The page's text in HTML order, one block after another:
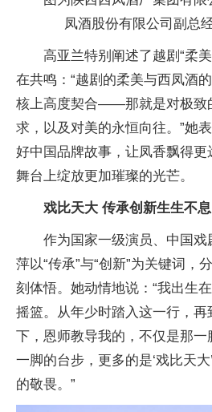
凤酒股份有限公司副总
高亚兰特别阐述了越剧“柔
在共鸣：“越剧的柔美与西凤酒
核上高度契合——那就是对极致
求，以及对美的永恒向往。”她
好中国品牌故事，让凤香飘得
舞台上绽放更加璀璨的光芒。
戏比天大 传承创新生生不息
作为国家一级演员、中国
萍以“传承”与“创新”为关键词，
刻体悟。她动情地说：“我出生
摇篮。从年少时踏入这一行，再
下，恩师教导我的，不仅是那
一脚的台步，更多的是‘戏比天
的敬畏。”